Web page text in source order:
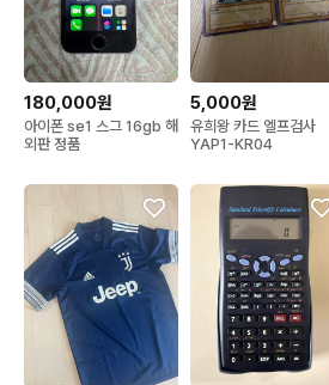
180,000원
아이폰 se1 스그 16gb 해
외판 정품
5,000원
유희왕 카드 엘프검사
YAP1-KR04